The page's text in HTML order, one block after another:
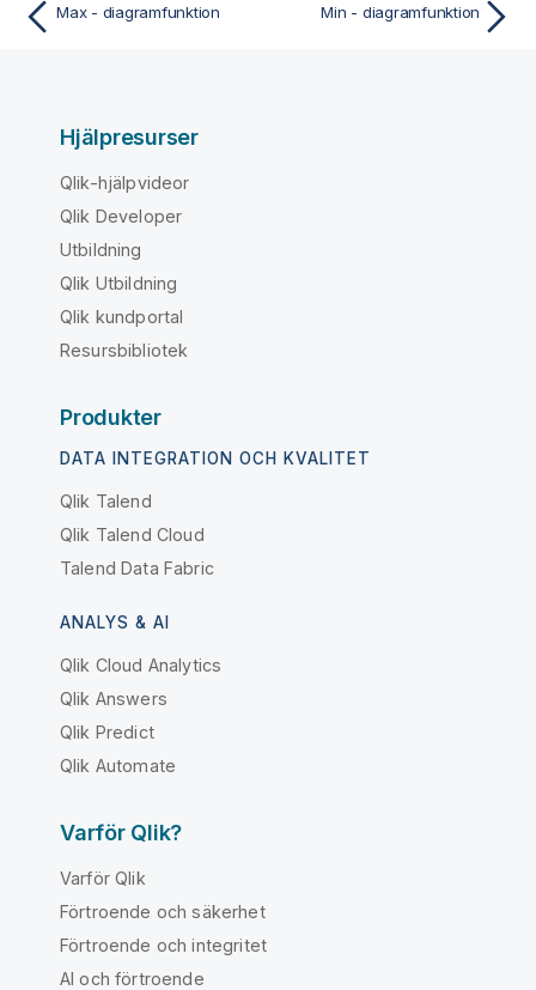
Max - diagramfunktion Min - diagramfunktion
Hjälpresurser
Qlik-hjälpvideor
Qlik Developer
Utbildning
Qlik Utbildning
Qlik kundportal
Resursbibliotek
Produkter
DATA INTEGRATION OCH KVALITET
Qlik Talend
Qlik Talend Cloud
Talend Data Fabric
ANALYS & AI
Qlik Cloud Analytics
Qlik Answers
Qlik Predict
Qlik Automate
Varför Qlik?
Varför Qlik
Förtroende och säkerhet
Förtroende och integritet
AI och förtroende